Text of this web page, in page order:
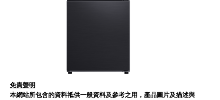
免責聲明
本網站所包含的資料祗供一般資料及參考之用，產品圖片及描述與